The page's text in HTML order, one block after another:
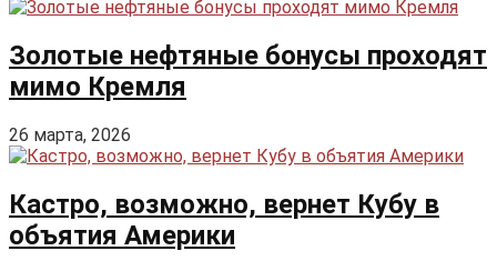
Золотые нефтяные бонусы проходят
мимо Кремля
26 марта, 2026
Кастро, возможно, вернет Кубу в
объятия Америки